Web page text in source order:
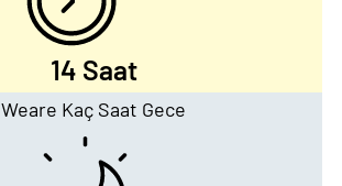
14 Saat
Weare Kaç Saat Gece